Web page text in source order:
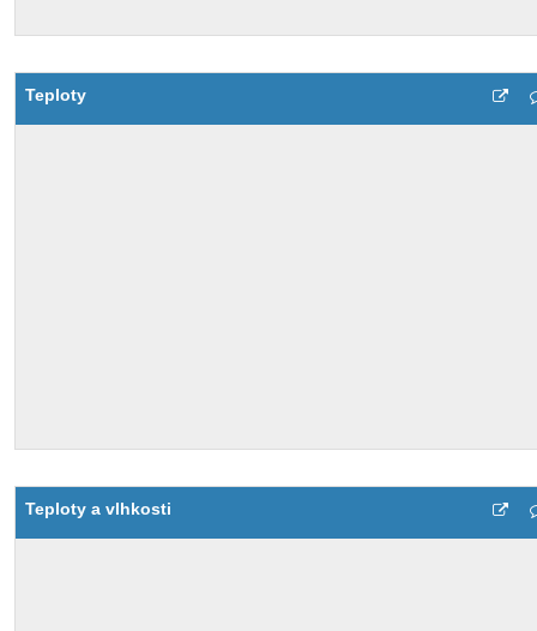
Teploty
Teploty a vlhkosti